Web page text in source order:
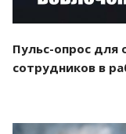
Пульс-опрос для
сотрудников в